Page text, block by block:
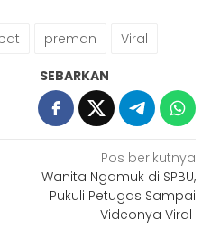
preman Viral
SEBARKAN
Pos berikutnya
Wanita Ngamuk di SPBU,
Pukuli Petugas Sampai
Videonya Viral